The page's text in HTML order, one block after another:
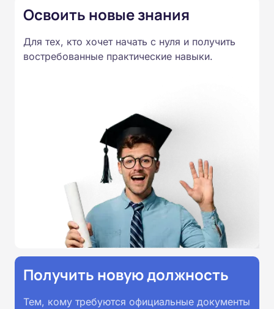
Освоить новые знания
Для тех, кто хочет начать с нуля и получить
востребованные практические навыки.
Получить новую должность
Тем, кому требуются официальные документы